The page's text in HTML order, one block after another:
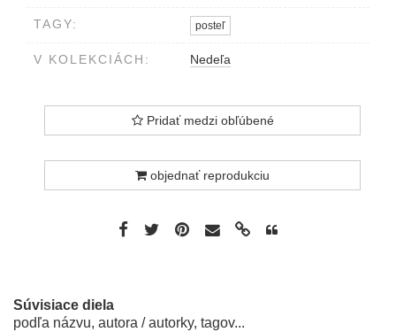
TAGY: posteľ
V KOLEKCIÁCH: Nedeľa
Pridať medzi obľúbené
objednať reprodukciu
Súvisiace diela
podľa názvu, autora / autorky, tagov...